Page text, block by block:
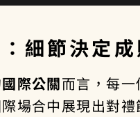
細節決定成
國際公關而言，每
場合中展現出對